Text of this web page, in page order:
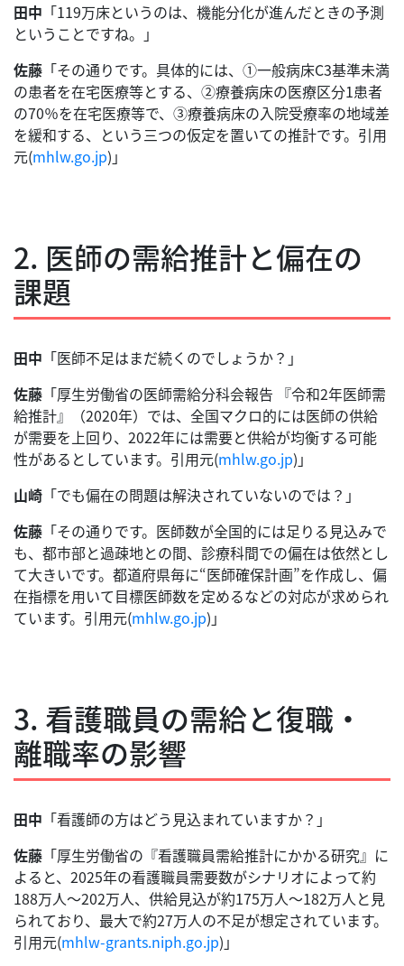
田中 「119万床というのは、機能分化が進んだときの予測
ということですね。」
佐藤 「その通りです。具体的には、①一般病床C3基準未満
の患者を在宅医療等とする、②療養病床の医療区分1患者
の70％を在宅医療等で、③療養病床の入院受療率の地域差
を緩和する、という三つの仮定を置いての推計です。引用
元(mhlw.go.jp)」
2. 医師の需給推計と偏在の
課題
田中 「医師不足はまだ続くのでしょうか？」
佐藤 「厚生労働省の医師需給分科会報告 『令和2年医師需
給推計』（2020年）では、全国マクロ的には医師の供給
が需要を上回り、2022年には需要と供給が均衡する可能
性があるとしています。引用元(mhlw.go.jp)」
山崎 「でも偏在の問題は解決されていないのでは？」
佐藤 「その通りです。医師数が全国的には足りる見込みで
も、都市部と過疎地との間、診療科間での偏在は依然とし
て大きいです。都道府県毎に“医師確保計画”を作成し、偏
在指標を用いて目標医師数を定めるなどの対応が求められ
ています。引用元(mhlw.go.jp)」
3. 看護職員の需給と復職・
離職率の影響
田中 「看護師の方はどう見込まれていますか？」
佐藤 「厚生労働省の『看護職員需給推計にかかる研究』に
よると、2025年の看護職員需要数がシナリオによって約
188万人〜202万人、供給見込が約175万人〜182万人と見
られており、最大で約27万人の不足が想定されています。
引用元(mhlw-grants.niph.go.jp)」